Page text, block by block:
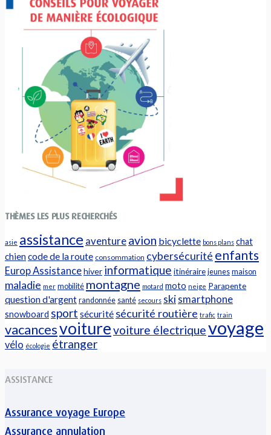
THÈMES LES PLUS RECHERCHÉS
asie assistance aventure avion bicyclette bons plans chat
chiencode de la route consommation cybersécurité enfants
Europ Assistancehiver informatique itinéraire jeunes maison
maladie mer mobilité montagne motard moto neige Parapente
question d'argent randonnée santé secours ski smartphone
snowboard sport sécurité sécurité routière trafic train
vacancesvoiturevoiture électriquevoyage
vélo écologie étranger
ASSISTANCE
Assurance voyage Europe
Assurance annulation